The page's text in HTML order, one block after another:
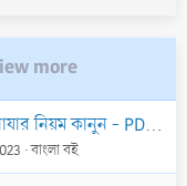
more
নিয়ম কানুন - PDF
বাংলা বই